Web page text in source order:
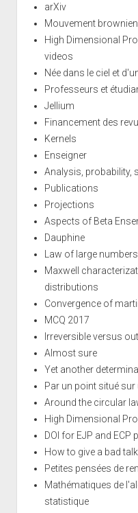
arXiv
Mouvement
High Dimensional
videos
Née dans le ciel et
Professeurs et
Jellium
Financement des
Kernels
Enseigner
Analysis, probability,
Publications
Projections
Aspects of Beta
Dauphine
Law of large numbers
Maxwell
distributions
Convergence of
MCQ 2017
Irreversible versus
Almost sure
Yet another
Par un point situé sur
Around the circular
High Dimensional
DOI for EJP and
How to give a bad talk
Petites pensées de
Mathématiques de
statistique